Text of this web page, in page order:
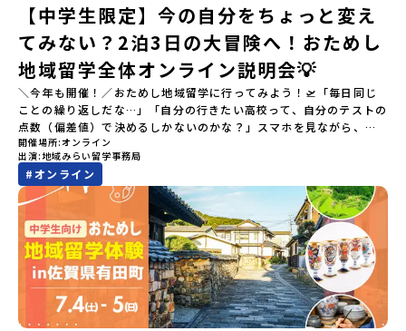
【中学生限定】今の自分をちょっと変え
てみない？2泊3日の大冒険へ！おためし
地域留学全体オンライン説明会💡
＼今年も開催！／おためし地域留学に行ってみよう！🛫「毎日同じ
ことの繰り返しだな…」「自分の行きたい高校って、自分のテストの
点数（偏差値）で決めるしかないのかな？」スマホを見ながら、進
路にモヤモヤしているそこのあなたへ！👀テストの点数ではなく、
あなたの「ワクワク（＝自分軸）」で進路を選ぶ。そんな新しい選
択肢が、「地域みらい留学」です。「でも、いきなり知らない土地
の高校に進学するなんて不安…」そんな人のために、2泊3日で気軽
にプチ体験できる【おためし地域留学】の魅力を凝縮したオンライ
ン説明会のアーカイブ（録画）を公開中です！✨＼🔥ここがすごい！
🔥／おためし地域留学 3つのワクワク🔥🔥 ①スマホじゃわからない
「圧倒的な感動」！教科書を読むだけじゃわからない、その地域な
らではの大自然や歴史を「五感」でフル体験！カヌーに乗ったり、
伝統文化に触れたり、本物の冒険が待っています！🔥 ②「初めまし
て」が「一生の友達」に変わる！全国から「新しいことに挑戦した
開催場所 オンライン
出演 地域みらい留学事務局
#オンライン